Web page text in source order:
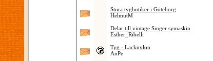
Stora tygbutiker i Göteborg
HelmutM
Delar till vintage Singer symaskin
Esther_Ribelli
Tyg - Lacknylon
AnPe